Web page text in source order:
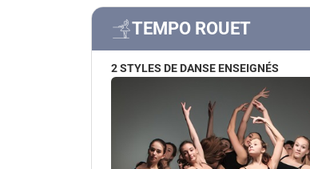
TEMPO ROUET
2 STYLES DE DANSE ENSEIGNÉS